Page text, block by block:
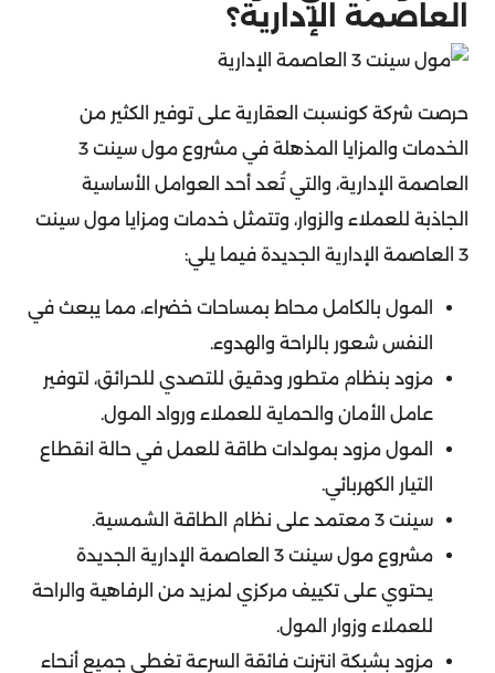
العاصمة الإدارية؟
حرصت شركة كونسبت العقارية على توفير الكثير من
الخدمات والمزايا المذهلة في مشروع مول سينت 3
العاصمة الإدارية، والتي تُعد أحد العوامل الأساسية
الجاذبة للعملاء والزوار، وتتمثل خدمات ومزايا مول سينت
3 العاصمة الإدارية الجديدة فيما يلي:
المول بالكامل محاط بمساحات خضراء، مما يبعث في
النفس شعور بالراحة والهدوء.
مزود بنظام متطور ودقيق للتصدي للحرائق، لتوفير
عامل الأمان والحماية للعملاء ورواد المول.
المول مزود بمولدات طاقة للعمل في حالة انقطاع
التيار الكهربائي.
سينت 3 معتمد على نظام الطاقة الشمسية.
مشروع مول سينت 3 العاصمة الإدارية الجديدة
يحتوي على تكييف مركزي لمزيد من الرفاهية والراحة
للعملاء وزوار المول.
مزود بشبكة انترنت فائقة السرعة تغطي جميع أنحاء